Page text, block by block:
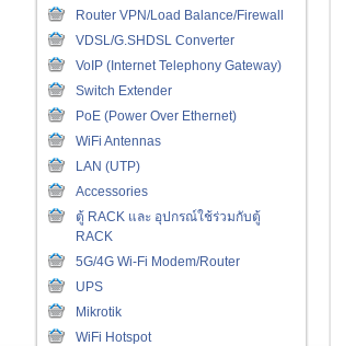
Router VPN/Load Balance/Firewall
VDSL/G.SHDSL Converter
VoIP (Internet Telephony Gateway)
Switch Extender
PoE (Power Over Ethernet)
WiFi Antennas
LAN (UTP)
Accessories
ตู้ RACK และ อุปกรณ์ใช้ร่วมกับตู้
RACK
5G/4G Wi-Fi Modem/Router
UPS
Mikrotik
WiFi Hotspot